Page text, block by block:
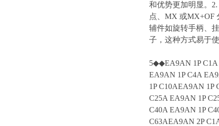
和优势更加明显。
点、MX 或MX+OF
辅件如旋转手柄、
子，这种方式易于
5◆◆EA9AN 1P C1A
EA9AN 1P C4A
1P C10AEA9AN 1P
C25A EA9AN 1P
C40A EA9AN 1P
C63AEA9AN 2P